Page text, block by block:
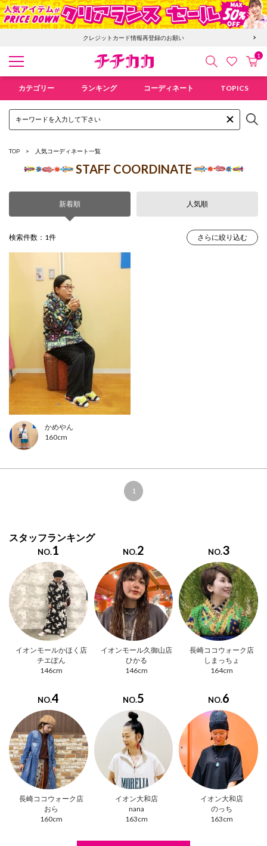
クレジットカード情報再登録のお願い
検索 お気にカ
1
カテゴリー ランキング コーディネート TOPICS
TOP 人気コーディネート一覧
STAFF COORDINATE
新着順 人気順
検索件数：1件 さらに絞り込む
かめやん
160cm
1
スタッフランキング
NO.1
イオンモールかほく店
チエぽん
146cm
NO.2
イオンモール久御山店
ひかる
146cm
NO.3
長崎ココウォーク店
しまっちょ
164cm
NO.4
長崎ココウォーク店
おら
160cm
NO.5
イオン大和店
nana
163cm
NO.6
イオン大和店
のっち
163cm